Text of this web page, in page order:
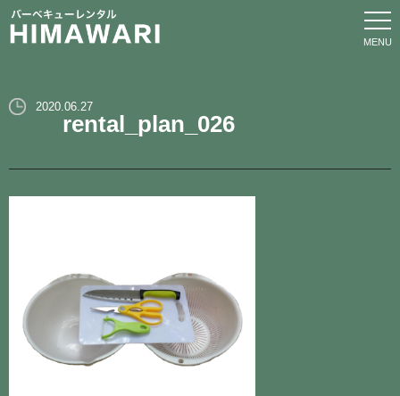
サービス
エリア
ブログ
2020.06.27
rental_plan_026